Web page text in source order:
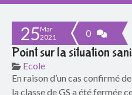
g
d
e
25Mar
2021
0
Point sur la situation
Ecole
En raison d’un cas confirmé
la classe de GS a été fermée